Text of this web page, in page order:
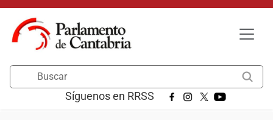
Pasar al contenido principal
Síguenos en RRSS